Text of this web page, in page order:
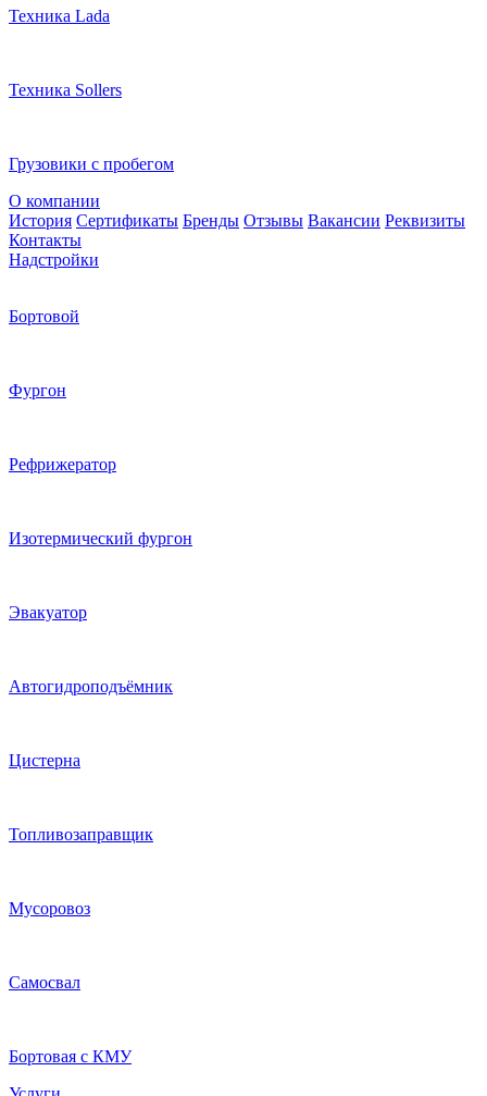
Техника Lada
Техника Sollers
Грузовики с пробегом
О компании
История Сертификаты Бренды Отзывы Вакансии Реквизиты
Контакты
Надстройки
Бортовой
Фургон
Рефрижератор
Изотермический фургон
Эвакуатор
Автогидроподъёмник
Цистерна
Топливозаправщик
Мусоровоз
Самосвал
Бортовая с КМУ